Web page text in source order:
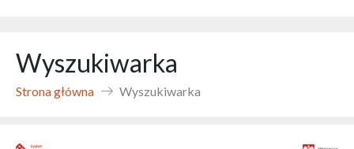
Wyszukiwarka
Strona główna Wyszukiwarka